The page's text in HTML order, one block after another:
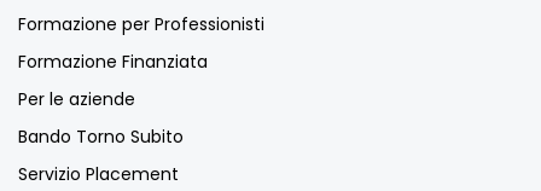
Formazione per Professionisti
Formazione Finanziata
Per le aziende
Bando Torno Subito
Servizio Placement